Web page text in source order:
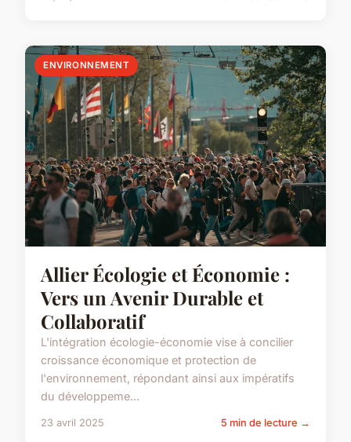
ENVIRONNEMENT
Allier Écologie et Économie :
Vers un Avenir Durable et
Collaboratif
L'intégration écologie-économie vise à concilier
croissance économique et protection de
l'environnement, répondant ainsi aux impératifs
du développeme...
23 avril 2025 5 min de lecture →